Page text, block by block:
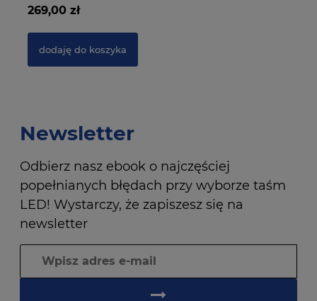
269,00 zł
dodaję do koszyka
Newsletter
Odbierz nasz ebook o najczęściej
popełnianych błędach przy wyborze taśm
LED! Wystarczy, że zapiszesz się na
newsletter